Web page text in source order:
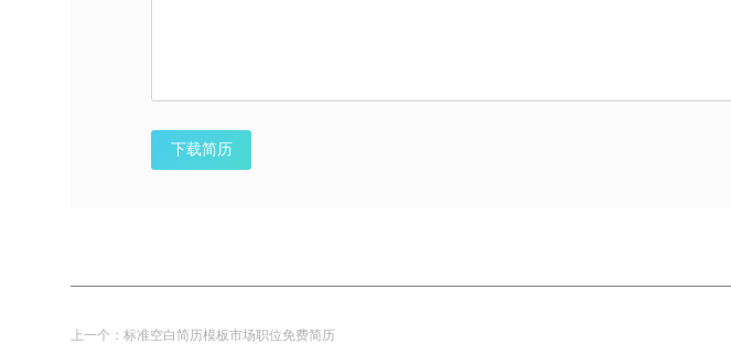
下载简历
上一个：标准空白简历模板市场职位免费简历